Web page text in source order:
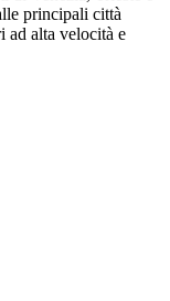
principali città
ad alta velocità e